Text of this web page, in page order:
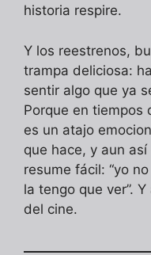
historia respire.
Y los reestrenos,
trampa deliciosa:
sentir algo que ya
Porque en tiempos
es un atajo
que hace, y aun
resume fácil: “yo
la tengo que ver”.
del cine.